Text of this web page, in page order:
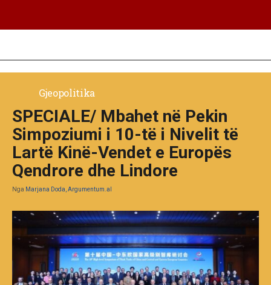
Gjeopolitika
SPECIALE/ Mbahet në Pekin
Simpoziumi i 10-të i Nivelit të
Lartë Kinë-Vendet e Europës
Qendrore dhe Lindore
Nga Marjana Doda, Argumentum.al